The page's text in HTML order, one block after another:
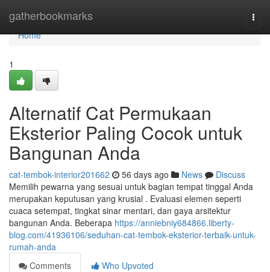
gatherbookmarks
Home
Home
1
Alternatif Cat Permukaan
Eksterior Paling Cocok untuk
Bangunan Anda
cat-tembok-interior201662 56 days ago News
Discuss
Memilih pewarna yang sesuai untuk bagian tempat tinggal Anda
merupakan keputusan yang krusial . Evaluasi elemen seperti
cuaca setempat, tingkat sinar mentari, dan gaya arsitektur
bangunan Anda. Beberapa https://anniebniy684866.liberty-
blog.com/41936106/seduhan-cat-tembok-eksterior-terbaik-untuk-
rumah-anda
Comments
Who Upvoted